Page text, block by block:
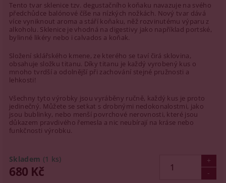
Tento tvar sklenice tzv. degustačního koňaku navazuje na svého
předchůdce balónové číše na nízkých nožkách. Nový tvar dává
více vyniknout aroma a stáří koňaku, něž rozvinutému výparu z
alkoholu. Sklenice je vhodná na digestivy jako například portské,
bylinné likéry nebo i calvados a koňak.
Složení sklářského kmene, ze kterého se taví čirá sklovina,
obsahuje složku titanu. Díky titanu je každý vyrobený kus o
mnoho tvrdší a odolnější při zachování stejné pružnosti a
lehkosti!
Všechny tyto výrobky jsou vyráběny ručně, každý kus je proto
jedinečný. Můžete se setkat s drobnými nedokonalostmi, jako
jsou bublinky, nebo menší povrchové nerovnosti, které jsou
důkazem pravdivého řemesla a nic neubírají na kráse nebo
funkčnosti výrobku.
Skladem (1 ks)
680 Kč